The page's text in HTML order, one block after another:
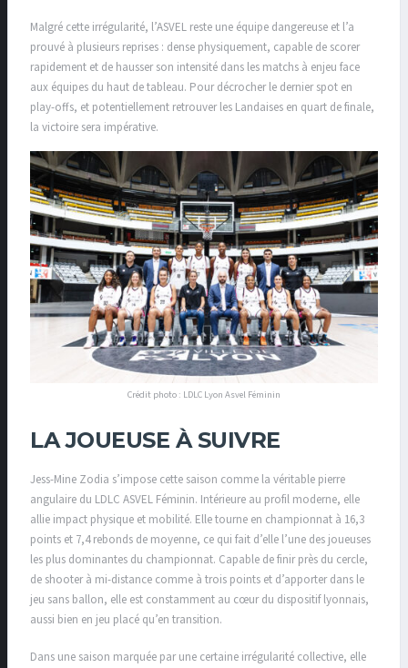
Malgré cette irrégularité, l’ASVEL reste une équipe dangereuse et l’a
prouvé à plusieurs reprises : dense physiquement, capable de scorer
rapidement et de hausser son intensité dans les matchs à enjeu face
aux équipes du haut de tableau. Pour décrocher le dernier spot en
play-offs, et potentiellement retrouver les Landaises en quart de finale,
la victoire sera impérative.
Crédit photo : LDLC Lyon Asvel Féminin
LA JOUEUSE À SUIVRE
Jess-Mine Zodia s’impose cette saison comme la véritable pierre
angulaire du LDLC ASVEL Féminin. Intérieure au profil moderne, elle
allie impact physique et mobilité. Elle tourne en championnat à 16,3
points et 7,4 rebonds de moyenne, ce qui fait d’elle l’une des joueuses
les plus dominantes du championnat. Capable de finir près du cercle,
de shooter à mi-distance comme à trois points et d’apporter dans le
jeu sans ballon, elle est constamment au cœur du dispositif lyonnais,
aussi bien en jeu placé qu’en transition.
Dans une saison marquée par une certaine irrégularité collective, elle